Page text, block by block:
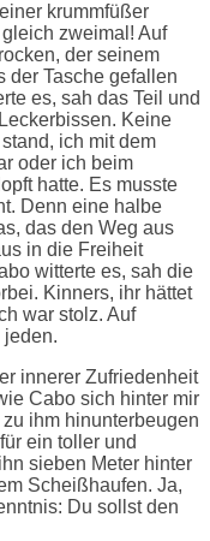
krummfüßer
zweimal! Auf
der seinem
der Tasche gefallen
es, sah das Teil und
Keine
ich mit dem
oder ich beim
hatte. Es musste
Denn eine halbe
das den Weg aus
in die Freiheit
witterte es, sah die
Kinners, ihr hättet
war stolz. Auf
jeden.
innerer Zufriedenheit
Cabo sich hinter mir
ihm hinunterbeugen
ein toller und
sieben Meter hinter
Scheißhaufen. Ja,
Du sollst den